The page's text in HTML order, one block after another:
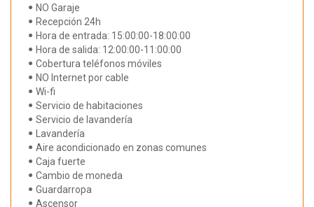
NO Garaje
Recepción 24h
Hora de entrada: 15:00:00-18:00:00
Hora de salida: 12:00:00-11:00:00
Cobertura teléfonos móviles
NO Internet por cable
Wi-fi
Servicio de habitaciones
Servicio de lavandería
Lavandería
Aire acondicionado en zonas comunes
Caja fuerte
Cambio de moneda
Guardarropa
Ascensor